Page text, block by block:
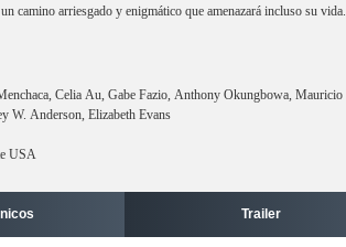
camino arriesgado y enigmático que amenazará incluso su vida.
Celia Au, Gabe Fazio, Anthony Okungbowa, Mauricio
W. Anderson, Elizabeth Evans
USA
Trailer